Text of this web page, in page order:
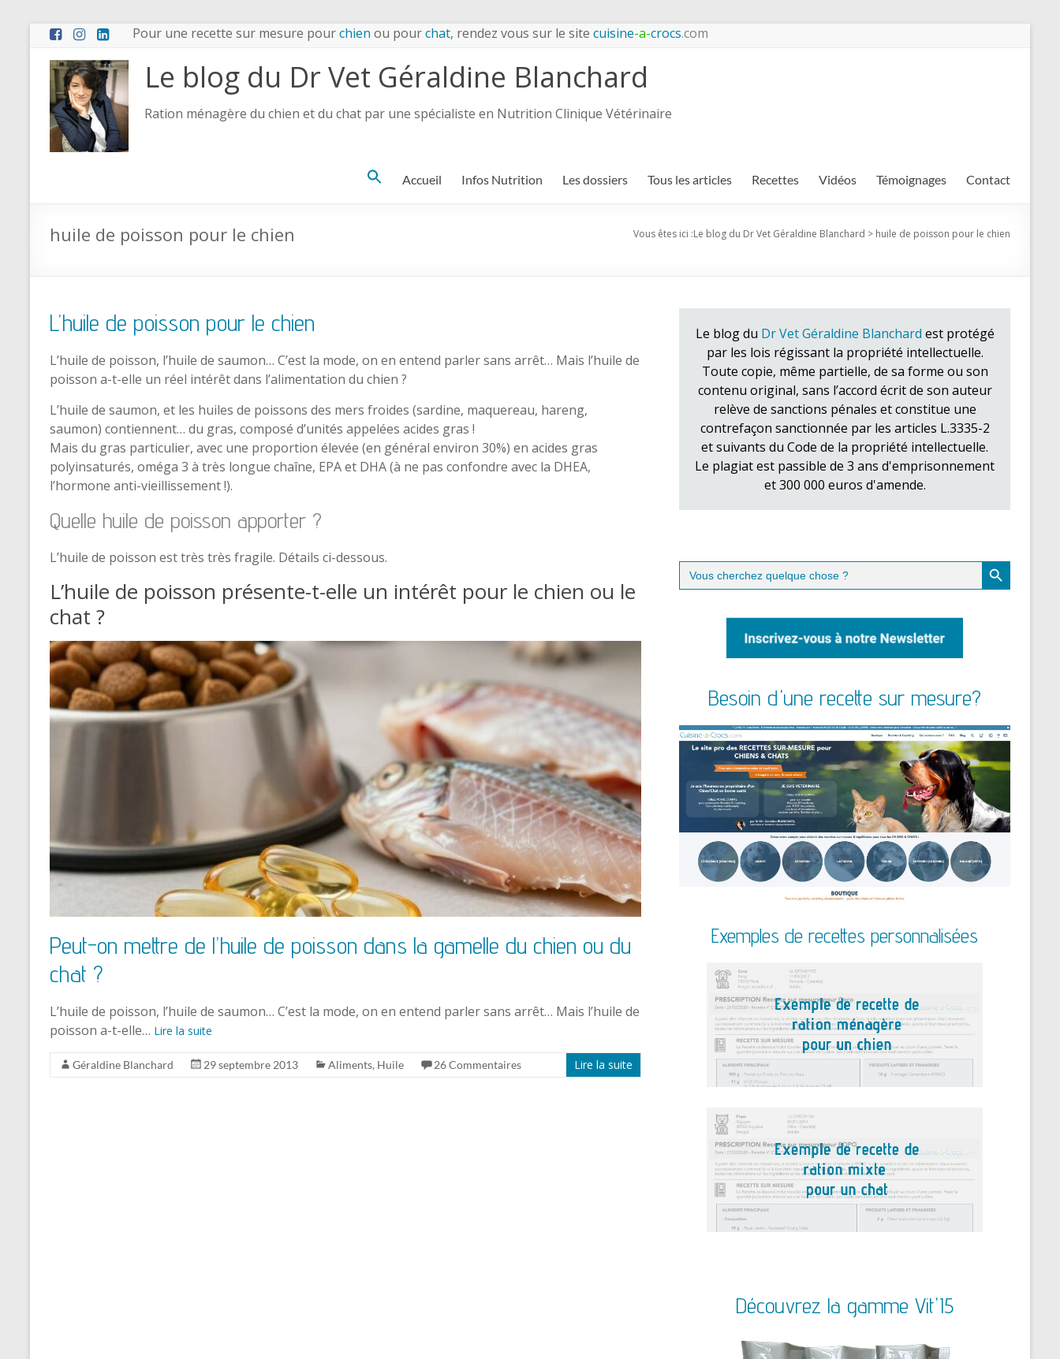
Pour une recette sur mesure pourchien ou pourchat, rendez vous sur le site cuisine-a-crocs.com
Le blog du Dr Vet Géraldine Blanchard
Ration ménagère du chien et du chat par une spécialiste en Nutrition Clinique Vétérinaire
Search Accueil Infos Nutrition Les dossiers Tous les articles Recettes Vidéos Témoignages Contact
huile de poisson pour le chien Vous êtes ici :Le blog du Dr Vet Géraldine Blanchard > huile de poisson pour le chien
L’huile de poisson pour le chien
L’huile de poisson, l’huile de saumon… C’est la mode, on en entend parler sans arrêt… Mais l’huile de
poisson a-t-elle un réel intérêt dans l’alimentation du chien ?
L’huile de saumon, et les huiles de poissons des mers froides (sardine, maquereau, hareng,
saumon) contiennent… du gras, composé d’unités appelées acides gras !
Mais du gras particulier, avec une proportion élevée (en général environ 30%) en acides gras
polyinsaturés, oméga 3 à très longue chaîne, EPA et DHA (à ne pas confondre avec la DHEA,
l’hormone anti-vieillissement !).
Quelle huile de poisson apporter ?
L’huile de poisson est très très fragile. Détails ci-dessous.
L’huile de poisson présente-t-elle un intérêt pour le chien ou le
chat ?
Peut-on mettre de l’huile de poisson dans la gamelle du chien ou du
chat ?
L’huile de poisson, l’huile de saumon… C’est la mode, on en entend parler sans arrêt… Mais l’huile de
poisson a-t-elle… Lire la suite
Géraldine Blanchard 29 septembre 2013 Aliments, Huile 26 Commentaires Lire la suite
Le blog du Dr Vet Géraldine Blanchard est protégé
par les lois régissant la propriété intellectuelle.
Toute copie, même partielle, de sa forme ou son
contenu original, sans l’accord écrit de son auteur
relève de sanctions pénales et constitue une
contrefaçon sanctionnée par les articles L.3335-2
et suivants du Code de la propriété intellectuelle.
Le plagiat est passible de 3 ans d'emprisonnement
et 300 000 euros d'amende.
Search
for:
Search Button
Besoin d'une recette sur mesure?
Exemples de recettes personnalisées
Découvrez la gamme Vit'I5